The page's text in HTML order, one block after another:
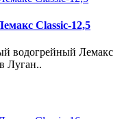
Classic-12,5
водогрейный Лемакс
Луган..